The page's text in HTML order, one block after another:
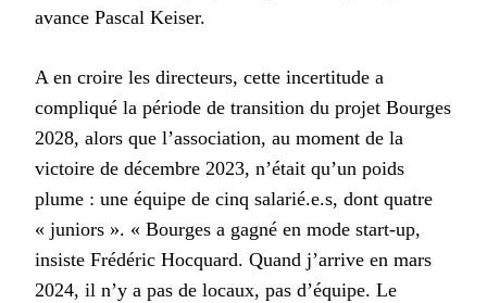
avance Pascal Keiser.
A en croire les directeurs, cette incertitude a
compliqué la période de transition du projet Bourges
2028, alors que l’association, au moment de la
victoire de décembre 2023, n’était qu’un poids
plume : une équipe de cinq salarié.e.s, dont quatre
« juniors ». « Bourges a gagné en mode start-up,
insiste Frédéric Hocquard. Quand j’arrive en mars
2024, il n’y a pas de locaux, pas d’équipe. Le